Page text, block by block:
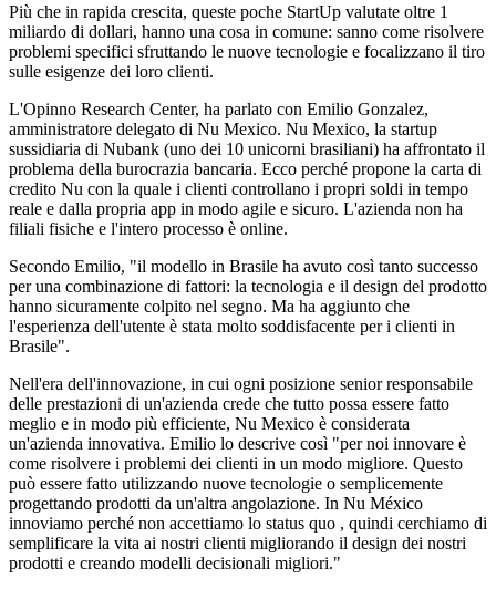
Più che in rapida crescita, queste poche StartUp valutate oltre 1
miliardo di dollari, hanno una cosa in comune: sanno come risolvere
problemi specifici sfruttando le nuove tecnologie e focalizzano il tiro
sulle esigenze dei loro clienti.
L'Opinno Research Center, ha parlato con Emilio Gonzalez,
amministratore delegato di Nu Mexico. Nu Mexico, la startup
sussidiaria di Nubank (uno dei 10 unicorni brasiliani) ha affrontato il
problema della burocrazia bancaria. Ecco perché propone la carta di
credito Nu con la quale i clienti controllano i propri soldi in tempo
reale e dalla propria app in modo agile e sicuro. L'azienda non ha
filiali fisiche e l'intero processo è online.
Secondo Emilio, "il modello in Brasile ha avuto così tanto successo
per una combinazione di fattori: la tecnologia e il design del prodotto
hanno sicuramente colpito nel segno. Ma ha aggiunto che
l'esperienza dell'utente è stata molto soddisfacente per i clienti in
Brasile".
Nell'era dell'innovazione, in cui ogni posizione senior responsabile
delle prestazioni di un'azienda crede che tutto possa essere fatto
meglio e in modo più efficiente, Nu Mexico è considerata
un'azienda innovativa. Emilio lo descrive così "per noi innovare è
come risolvere i problemi dei clienti in un modo migliore. Questo
può essere fatto utilizzando nuove tecnologie o semplicemente
progettando prodotti da un'altra angolazione. In Nu México
innoviamo perché non accettiamo lo status quo , quindi cerchiamo di
semplificare la vita ai nostri clienti migliorando il design dei nostri
prodotti e creando modelli decisionali migliori."